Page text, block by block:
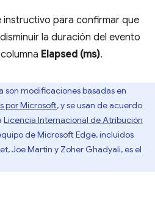
instructivo para confirmar que
la duración del evento
Elapsed (ms).
son modificaciones basadas en
por Microsoft, y se usan de acuerdo
Licencia Internacional de Atribución
de Microsoft Edge, incluidos
Joe Martin y Zoher Ghadyali, es el